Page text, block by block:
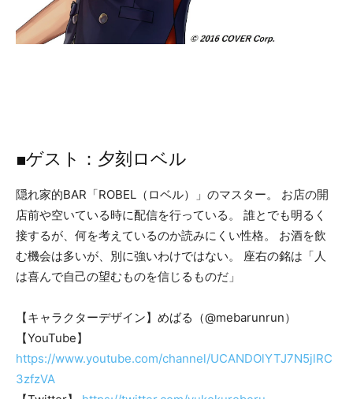
■ゲスト：夕刻ロベル
隠れ家的BAR「ROBEL（ロベル）」のマスター。 お店の開
店前や空いている時に配信を行っている。 誰とでも明るく
接するが、何を考えているのか読みにくい性格。 お酒を飲
む機会は多いが、別に強いわけではない。 座右の銘は「人
は喜んで自己の望むものを信じるものだ」
【キャラクターデザイン】めばる（@mebarunrun）
【YouTube】
https://www.youtube.com/channel/UCANDOlYTJ7N5jlRC
3zfzVA